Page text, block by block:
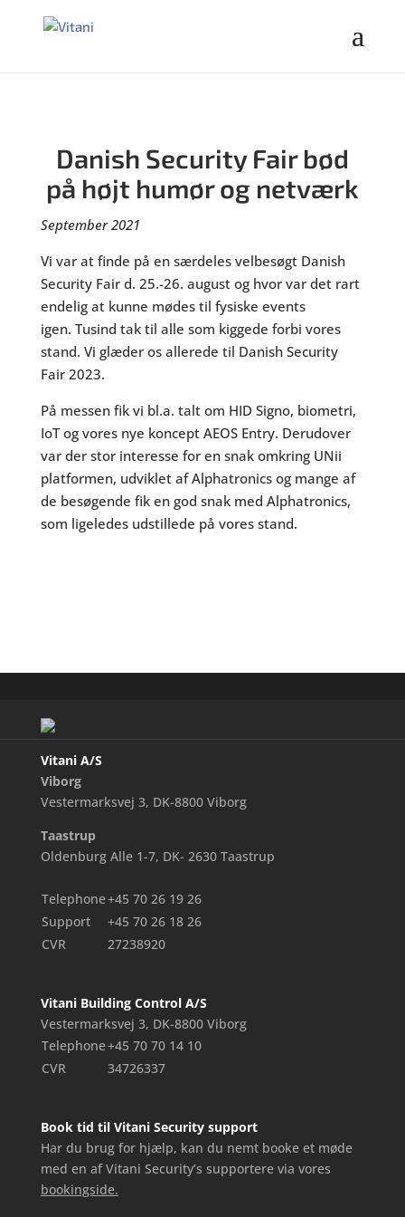
Danish Security Fair bød
på højt humør og netværk
September 2021
Vi var at finde på en særdeles velbesøgt Danish
Security Fair d. 25.-26. august og hvor var det rart
endelig at kunne mødes til fysiske events
igen. Tusind tak til alle som kiggede forbi vores
stand. Vi glæder os allerede til Danish Security
Fair 2023.
På messen fik vi bl.a. talt om HID Signo, biometri,
IoT og vores nye koncept AEOS Entry. Derudover
var der stor interesse for en snak omkring UNii
platformen, udviklet af Alphatronics og mange af
de besøgende fik en god snak med Alphatronics,
som ligeledes udstillede på vores stand.
Vitani A/S
Viborg
Vestermarksvej 3, DK-8800 Viborg
Taastrup
Oldenburg Alle 1-7, DK- 2630 Taastrup
Telephone+45 70 26 19 26
Support
+45 70 26 18 26
CVR
27238920
Vitani Building Control A/S
Vestermarksvej 3, DK-8800 Viborg
Telephone+45 70 70 14 10
CVR
34726337
Book tid til Vitani Security support
Har du brug for hjælp, kan du nemt booke et møde
med en af Vitani Security’s supportere via vores
bookingside.